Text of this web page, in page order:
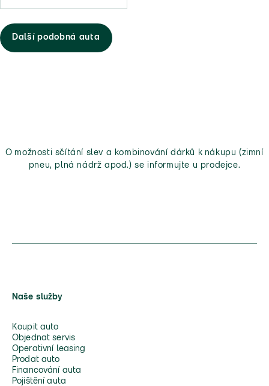
Další podobná auta
O možnosti sčítání slev a kombinování dárků k nákupu (zimní
pneu, plná nádrž apod.) se informujte u prodejce.
Naše služby
Koupit auto
Objednat servis
Operativní leasing
Prodat auto
Financování auta
Pojištění auta